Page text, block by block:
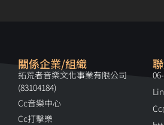
關係企業/組織
拓荒者音樂文化事業有限公司
(83104184)
Cc音樂中心
Cc打擊樂